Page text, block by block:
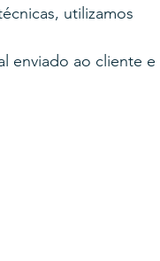
utilizamos
enviado ao cliente e